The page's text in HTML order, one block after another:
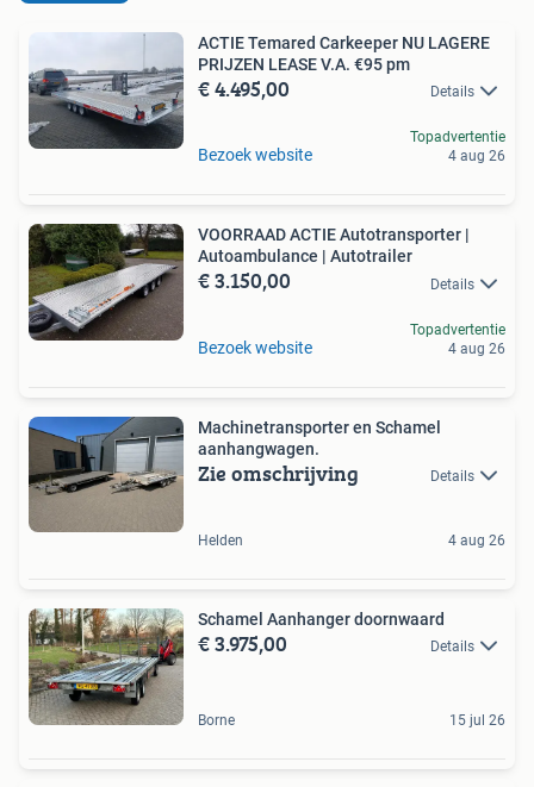
ACTIE Temared Carkeeper NU LAGERE
PRIJZEN LEASE V.A. €95 pm
€ 4.495,00 Details
Bezoek website
Topadvertentie
4 aug 26
VOORRAAD ACTIE Autotransporter |
Autoambulance | Autotrailer
€ 3.150,00 Details
Bezoek website
Topadvertentie
4 aug 26
Machinetransporter en Schamel
aanhangwagen.
Zie omschrijving Details
Helden 4 aug 26
Schamel Aanhanger doornwaard
€ 3.975,00 Details
Borne 15 jul 26